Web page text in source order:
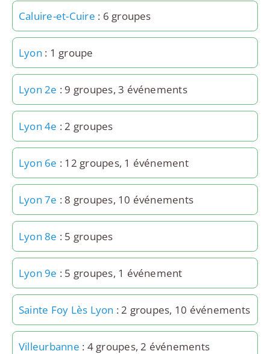
Caluire-et-Cuire : 6 groupes
Lyon : 1 groupe
Lyon 2e : 9 groupes, 3 événements
Lyon 4e : 2 groupes
Lyon 6e : 12 groupes, 1 événement
Lyon 7e : 8 groupes, 10 événements
Lyon 8e : 5 groupes
Lyon 9e : 5 groupes, 1 événement
Sainte Foy Lès Lyon : 2 groupes, 10 événements
Villeurbanne : 4 groupes, 2 événements